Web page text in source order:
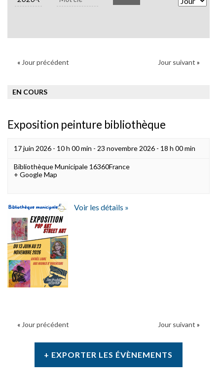
Views
« Jour précédent Jour suivant »
EN COURS
Exposition peinture bibliothèque
17 juin 2026 - 10 h 00 min - 23 novembre 2026 - 18 h 00 min
Bibliothèque Municipale 16360France
+ Google Map
Voir les détails »
« Jour précédent Jour suivant »
+ EXPORTER LES ÉVÈNEMENTS